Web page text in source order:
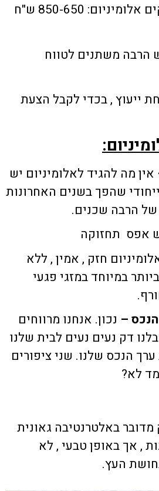
טווח מחירים של דקים אלומיניום: 850-650 ש"ח
הרבה משתנים לטווח
ייעוץ , בכדי לקבל הצעת
אין מה להגיד לאלומיניום יש
שהפך בשנים האחרונות
הרבה שכנים.
אפס תחזוקה
חזק , אמין , ללא
במיוחד במזגי פגעי
– נכון. אנחנו מרווחים
דק נעים נעים לבית שלנו
הנכס שלנו. שני ציפורים
לא?
מדובר באלטרנטיבה גאונית
, אך באופן טבעי , לא
העץ.